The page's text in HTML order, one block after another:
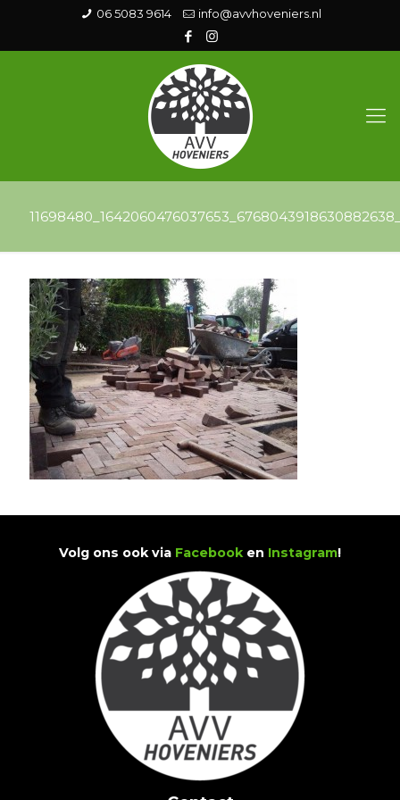
06 5083 9614 info@avvhoveniers.nl
Volg ons ook via Facebooken Instagram!